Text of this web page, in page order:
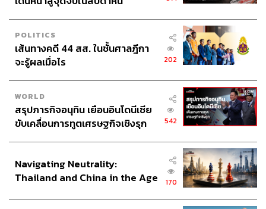
POLITICS
เส้นทางคดี 44 สส. ในชั้นศาลฎีกา
จะรู้ผลเมื่อไร
202
WORLD
สรุปภารกิจอนุทิน เยือนอินโดนีเซีย
ขับเคลื่อนการทูตเศรษฐกิจเชิงรุก
542
Navigating Neutrality:
Thailand and China in the Age
170